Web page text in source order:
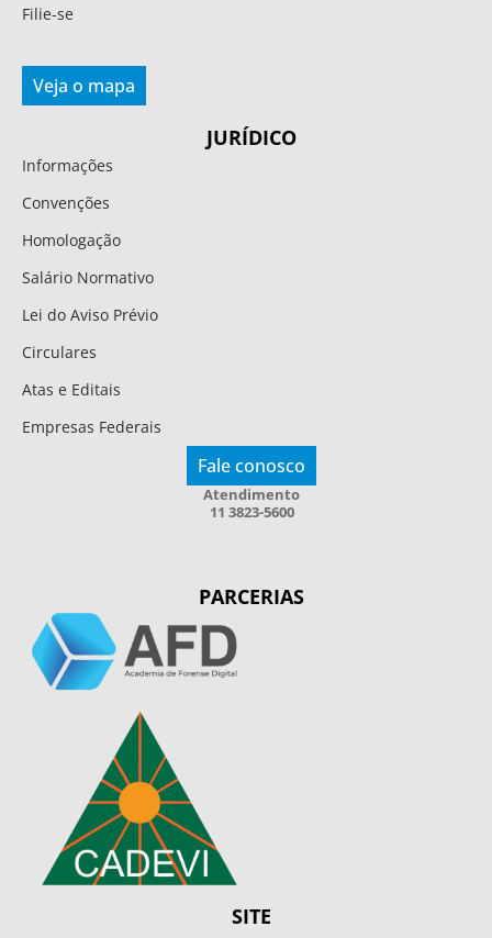
Filie-se
Veja o mapa
JURÍDICO
Informações
Convenções
Homologação
Salário Normativo
Lei do Aviso Prévio
Circulares
Atas e Editais
Empresas Federais
Fale conosco
Atendimento
11 3823-5600
PARCERIAS
SITE